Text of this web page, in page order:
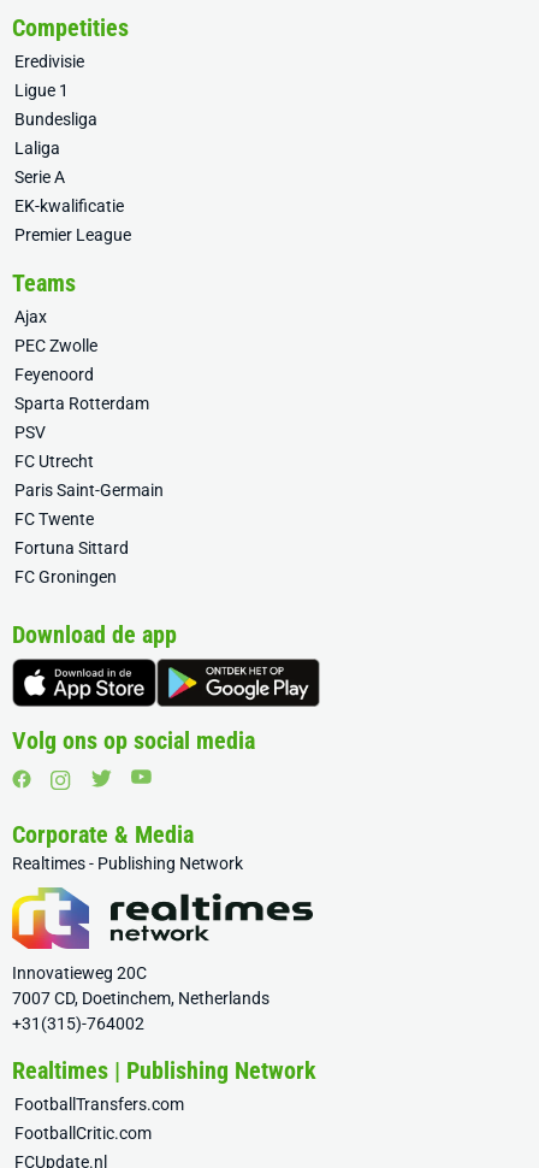
Competities
Eredivisie
Ligue 1
Bundesliga
Laliga
Serie A
EK-kwalificatie
Premier League
Teams
Ajax
PEC Zwolle
Feyenoord
Sparta Rotterdam
PSV
FC Utrecht
Paris Saint-Germain
FC Twente
Fortuna Sittard
FC Groningen
Download de app
Volg ons op social media
Corporate & Media
Realtimes - Publishing Network
Innovatieweg 20C
7007 CD, Doetinchem, Netherlands
+31(315)-764002
Realtimes | Publishing Network
FootballTransfers.com
FootballCritic.com
FCUpdate.nl